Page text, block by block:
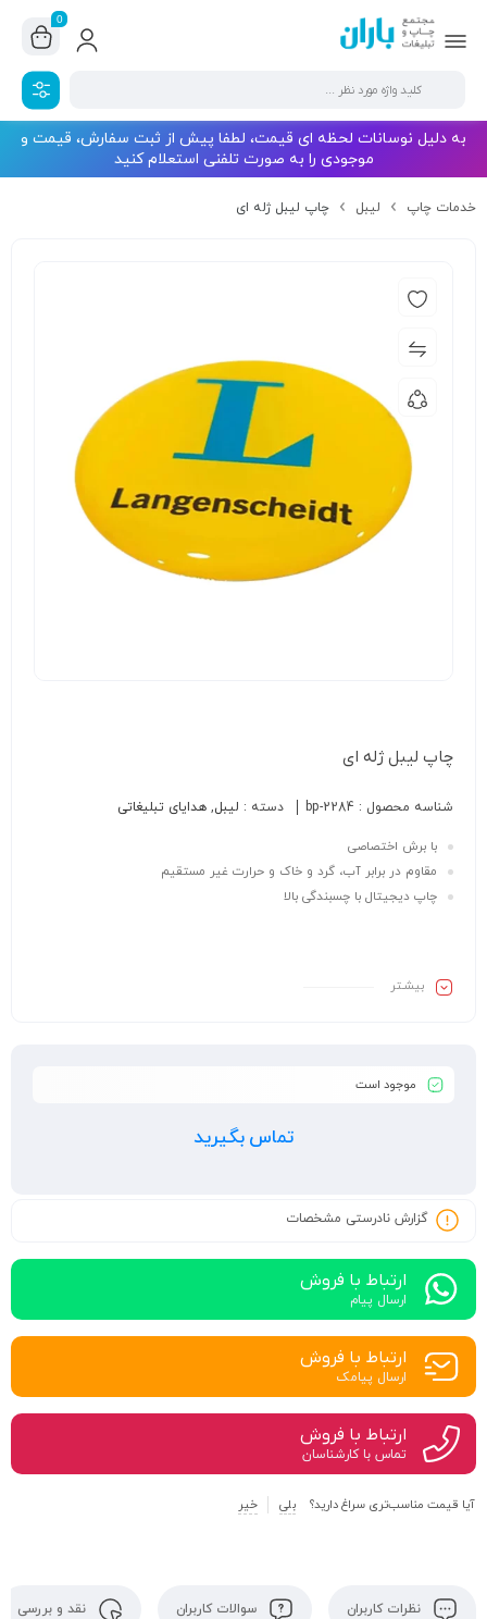
0
به دلیل نوسانات لحظه ای قیمت، لطفا پیش از ثبت سفارش، قیمت و
موجودی را به صورت تلفنی استعلام کنید
خدمات چاپ لیبل چاپ لیبل ژله ای
چاپ لیبل ژله ای
شناسه محصول : bp-2284 دسته : لیبل, هدایای تبلیغاتی
با برش اختصاصی
مقاوم در برابر آب، گرد و خاک و حرارت غیر مستقیم
چاپ دیجیتال با چسبندگی بالا
بیشـتر
موجود است
تماس بگیرید
گزارش نادرستی مشخصات
ارتباط با فروش
ارسال پیام
ارتباط با فروش
ارسال پیامک
ارتباط با فروش
تماس با کارشناسان
آیا قیمت مناسب‌تری سراغ دارید؟ بلی خیر
نظرات کاربران سوالات کاربران نقد و بررسی